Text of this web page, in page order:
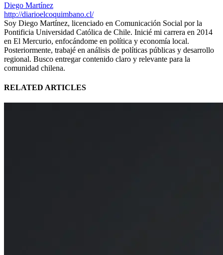
Diego Martínez
http://diarioelcoquimbano.cl/
Soy Diego Martínez, licenciado en Comunicación Social por la
Pontificia Universidad Católica de Chile. Inicié mi carrera en 2014
en El Mercurio, enfocándome en política y economía local.
Posteriormente, trabajé en análisis de políticas públicas y desarrollo
regional. Busco entregar contenido claro y relevante para la
comunidad chilena.
RELATED ARTICLES